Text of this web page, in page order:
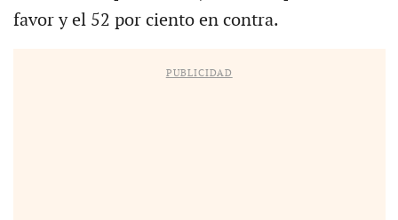
favor y el 52 por ciento en contra.
PUBLICIDAD